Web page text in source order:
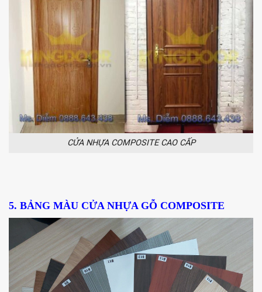
CỬA NHỰA COMPOSITE CAO CẤP
5. BẢNG MÀU CỬA NHỰA GỖ COMPOSITE